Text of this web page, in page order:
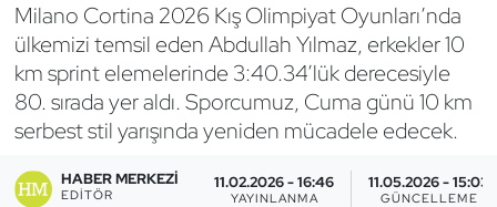
Milano Cortina 2026 Kış Olimpiyat Oyunları’nda
ülkemizi temsil eden Abdullah Yılmaz, erkekler 10
km sprint elemelerinde 3:40.34’lük derecesiyle
80. sırada yer aldı. Sporcumuz, Cuma günü 10 km
serbest stil yarışında yeniden mücadele edecek.
HABER MERKEZI
EDITÖR
11.02.2026 - 16:46
YAYINLANMA
11.05.2026 - 15:03
GÜNCELLEME
Bocce Bowling Dart
Boks